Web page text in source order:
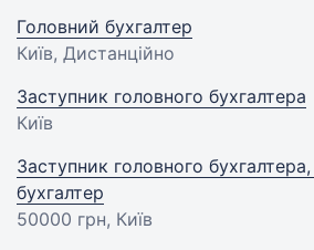
Головний бухгалтер
Київ, Дистанційно
Заступник головного бухгалтера
Київ
Заступник головного
бухгалтер
50000 грн, Київ